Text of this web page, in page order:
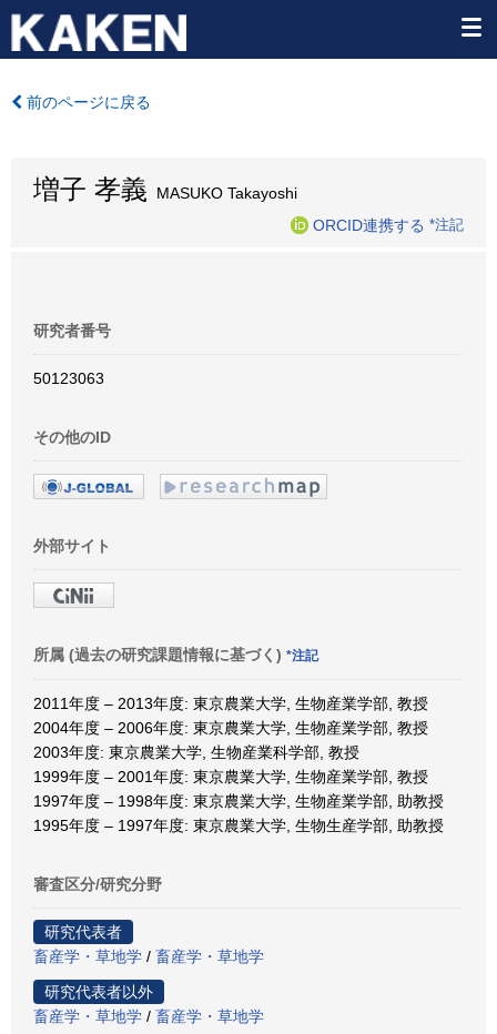
前のページに戻る
増子 孝義 MASUKO Takayoshi
ORCID連携する *注記
研究者番号
50123063
その他のID
外部サイト
所属 (過去の研究課題情報に基づく) *注記
2011年度 – 2013年度: 東京農業大学, 生物産業学部, 教授
2004年度 – 2006年度: 東京農業大学, 生物産業学部, 教授
2003年度: 東京農業大学, 生物産業科学部, 教授
1999年度 – 2001年度: 東京農業大学, 生物産業学部, 教授
1997年度 – 1998年度: 東京農業大学, 生物産業学部, 助教授
1995年度 – 1997年度: 東京農業大学, 生物生産学部, 助教授
審査区分/研究分野
研究代表者
畜産学・草地学 / 畜産学・草地学
研究代表者以外
畜産学・草地学 / 畜産学・草地学